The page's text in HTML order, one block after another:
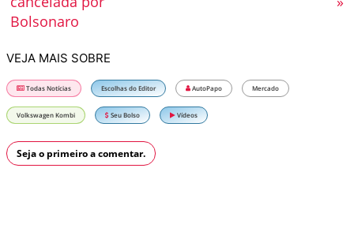
Bolsonaro
VEJA MAIS SOBRE
Todas Notícias Escolhas do Editor AutoPapo Mercado
Volkswagen Kombi Seu Bolso Vídeos
Seja o primeiro a comentar.